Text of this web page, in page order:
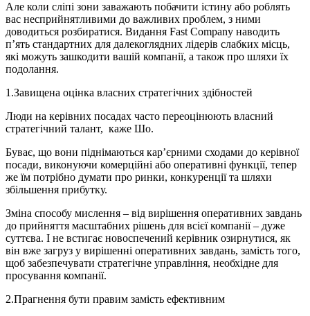
Але коли сліпі зони заважають побачити істину або роблять
вас несприйнятливими до важливих проблем, з ними
доводиться розбиратися. Видання Fast Company наводить
п’ять стандартних для далекоглядних лідерів слабких місць,
які можуть зашкодити вашій компанії, а також про шляхи їх
подолання.
1.Завищена оцінка власних стратегічних здібностей
Люди на керівних посадах часто переоцінюють власний
стратегічний талант, каже Шо.
Буває, що вони піднімаються кар’єрними сходами до керівної
посади, виконуючи комерційні або оперативні функції, тепер
же їм потрібно думати про ринки, конкуренції та шляхи
збільшення прибутку.
Зміна способу мислення – від вирішення оперативних завдань
до прийняття масштабних рішень для всієї компанії – дуже
суттєва. І не встигає новоспечений керівник озирнутися, як
він вже загруз у вирішенні оперативних завдань, замість того,
щоб забезпечувати стратегічне управління, необхідне для
просування компанії.
2.Прагнення бути правим замість ефективним